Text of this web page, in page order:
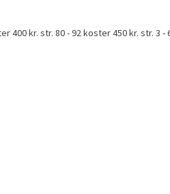
kr. str. 80 - 92 koster 450 kr. str. 3 -